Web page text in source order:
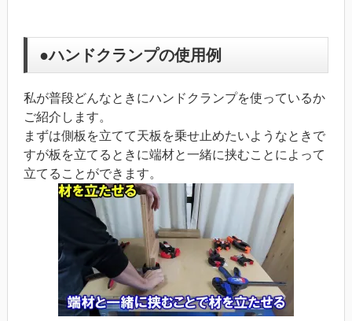
●ハンドクランプの使用例
私が普段どんなときにハンドクランプを使っているか
ご紹介します。
まずは側板を立てて天板を乗せ止めたいようなときで
すが板を立てるときに端材と一緒に挟むことによって
立てることができます。